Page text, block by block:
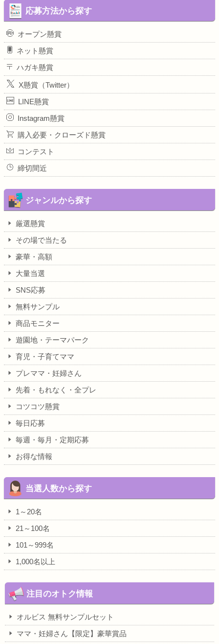
応募方法から探す
オープン懸賞
ネット懸賞
ハガキ懸賞
X懸賞（Twitter）
LINE懸賞
Instagram懸賞
購入必要・クローズド懸賞
コンテスト
締切間近
ジャンルから探す
厳選懸賞
その場で当たる
豪華・高額
大量当選
SNS応募
無料サンプル
商品モニター
遊園地・テーマパーク
育児・子育てママ
プレママ・妊婦さん
先着・もれなく・全プレ
コツコツ懸賞
毎日応募
毎週・毎月・定期応募
お得な情報
当選人数から探す
1～20名
21～100名
101～999名
1,000名以上
注目のオトク情報
オルビス 無料サンプルセット
ママ・妊婦さん【限定】豪華賞品